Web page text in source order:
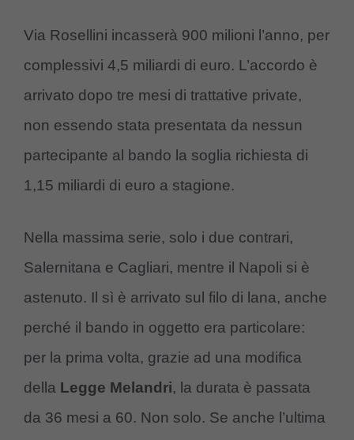
Via Rosellini incasserà 900 milioni l’anno, per
complessivi 4,5 miliardi di euro. L’accordo è
arrivato dopo tre mesi di trattative private,
non essendo stata presentata da nessun
partecipante al bando la soglia richiesta di
1,15 miliardi di euro a stagione.
Nella massima serie, solo i due contrari,
Salernitana e Cagliari, mentre il Napoli si è
astenuto. Il sì è arrivato sul filo di lana, anche
perché il bando in oggetto era particolare:
per la prima volta, grazie ad una modifica
della Legge Melandri, la durata è passata
da 36 mesi a 60. Non solo. Se anche l’ultima